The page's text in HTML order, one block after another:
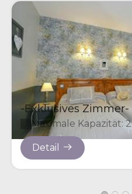
-Exklusives Zimmer-
Maximale Kapazität: 2
Detail